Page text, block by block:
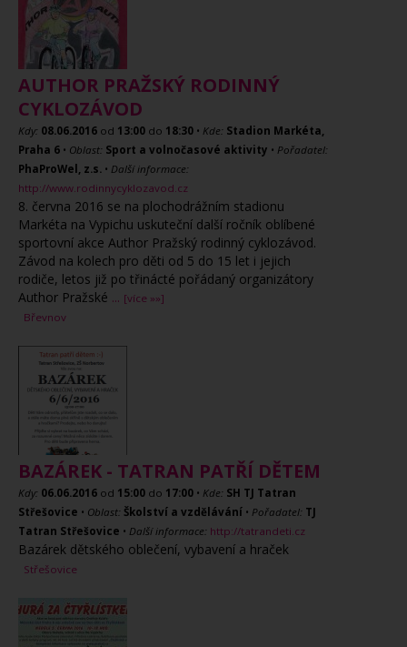
AUTHOR PRAŽSKÝ RODINNÝ
CYKLOZÁVOD
Kdy: 08.06.2016 od 13:00 do 18:30 • Kde: Stadion Markéta,
Praha 6 • Oblast: Sport a volnočasové aktivity • Pořadatel:
PhaProWel, z.s. • Další informace:
http://www.rodinnycyklozavod.cz
8. června 2016 se na plochodrážním stadionu
Markéta na Vypichu uskuteční další ročník oblíbené
sportovní akce Author Pražský rodinný cyklozávod.
Závod na kolech pro děti od 5 do 15 let i jejich
rodiče, letos již po třinácté pořádaný organizátory
Author Pražské ... [více »»]
Břevnov
BAZÁREK - TATRAN PATŘÍ DĚTEM
Kdy: 06.06.2016 od 15:00 do 17:00 • Kde: SH TJ Tatran
Střešovice • Oblast: Školství a vzdělávání • Pořadatel: TJ
Tatran Střešovice • Další informace: http://tatrandeti.cz
Bazárek dětského oblečení, vybavení a hraček
Střešovice